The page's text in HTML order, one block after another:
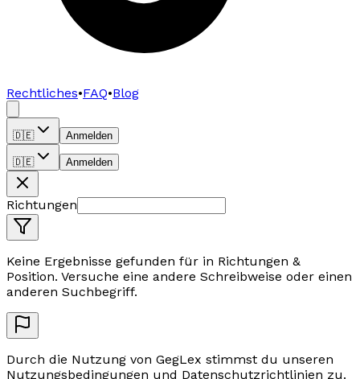
Rechtliches•FAQ•Blog
🇩🇪 Anmelden
🇩🇪 Anmelden
Richtungen
Keine Ergebnisse gefunden für in Richtungen &
Position. Versuche eine andere Schreibweise oder einen
anderen Suchbegriff.
Durch die Nutzung von GegLex stimmst du unseren
Nutzungsbedingungen und Datenschutzrichtlinien zu.